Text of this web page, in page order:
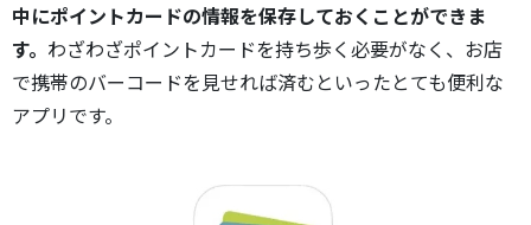
中にポイントカードの情報を保存しておくことができま
す。 わざわざポイントカードを持ち歩く必要がなく、お店
で携帯のバーコードを見せれば済むといったとても便利な
アプリです。